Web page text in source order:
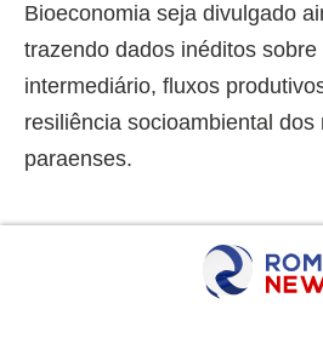
Bioeconomia seja divulgado
trazendo dados inéditos sobre
intermediário, fluxos
resiliência socioambiental dos
paraenses.